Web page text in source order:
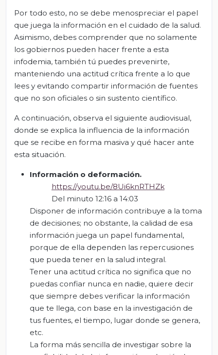
Por todo esto, no se debe menospreciar el papel
que juega la información en el cuidado de la salud.
Asimismo, debes comprender que no solamente
los gobiernos pueden hacer frente a esta
infodemia, también tú puedes prevenirte,
manteniendo una actitud crítica frente a lo que
lees y evitando compartir información de fuentes
que no son oficiales o sin sustento científico.
A continuación, observa el siguiente audiovisual,
donde se explica la influencia de la información
que se recibe en forma masiva y qué hacer ante
esta situación.
Información o deformación.
https://youtu.be/8Ui6knRTHZk
Del minuto 12:16 a 14:03
Disponer de información contribuye a la toma
de decisiones; no obstante, la calidad de esa
información juega un papel fundamental,
porque de ella dependen las repercusiones
que pueda tener en la salud integral.
Tener una actitud crítica no significa que no
puedas confiar nunca en nadie, quiere decir
que siempre debes verificar la información
que te llega, con base en la investigación de
tus fuentes, el tiempo, lugar donde se genera,
etc.
La forma más sencilla de investigar sobre la